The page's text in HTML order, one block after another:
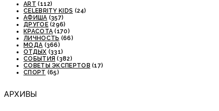
ART (112)
CELEBRITY KIDS (24)
АФИША (357)
ДРУГОЕ(296)
КРАСОТА (170)
ЛИЧНОСТЬ (66)
МОДА (366)
ОТДЫХ (331)
СОБЫТИЯ (382)
СОВЕТЫ ЭКСПЕРТОВ (17)
СПОРТ (65)
АРХИВЫ